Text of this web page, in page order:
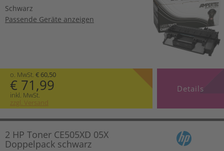
Schwarz
Passende Geräte anzeigen
o. MwSt. € 60,50
€ 71,99
inkl. MwSt.
zzgl. Versand
Details
2 HP Toner CE505XD 05X
Doppelpack schwarz